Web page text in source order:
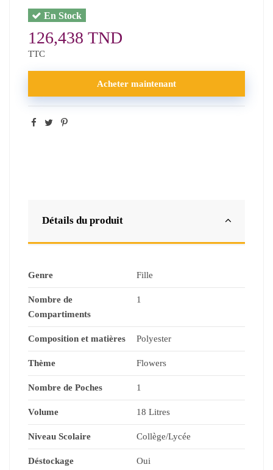
En Stock
126,438 TND
TTC
Acheter maintenant
Détails du produit
Genre Fille
Nombre de
Compartiments
1
Composition et matières Polyester
Thème Flowers
Nombre de Poches 1
Volume 18 Litres
Niveau Scolaire Collège/Lycée
Déstockage Oui